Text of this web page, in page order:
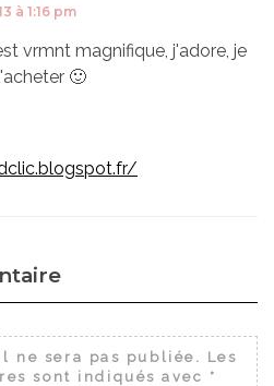
à 1:16 pm
vrmnt magnifique, j'adore, je
🙂
ne sera pas publiée.
Les
sont indiqués avec *